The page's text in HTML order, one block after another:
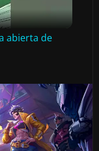
abierta de